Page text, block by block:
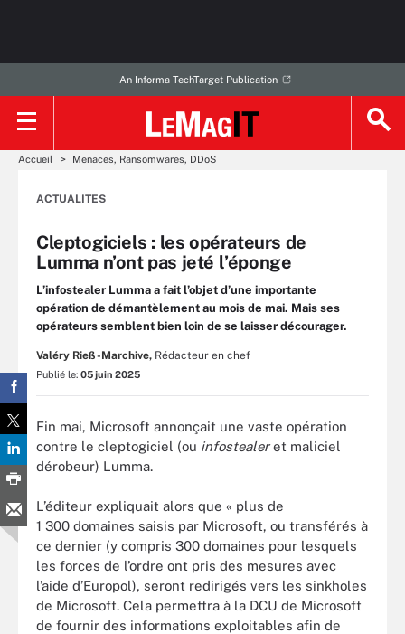
An Informa TechTarget Publication
Accueil Menaces, Ransomwares, DDoS
ACTUALITES
Cleptogiciels : les opérateurs de
Lumma n’ont pas jeté l’éponge
L’infostealer Lumma a fait l’objet d’une importante
opération de démantèlement au mois de mai. Mais ses
opérateurs semblent bien loin de se laisser décourager.
Valéry Rieß-Marchive, Rédacteur en chef
Publié le: 05 juin 2025
Fin mai, Microsoft annonçait une vaste opération
contre le cleptogiciel (ou infostealeret maliciel
dérobeur) Lumma.
L’éditeur expliquait alors que « plus de
1 300 domaines saisis par Microsoft, ou transférés à
ce dernier (y compris 300 domaines pour lesquels
les forces de l’ordre ont pris des mesures avec
l’aide d’Europol), seront redirigés vers les sinkholes
de Microsoft. Cela permettra à la DCU de Microsoft
de fournir des informations exploitables afin de